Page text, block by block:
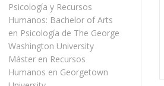
Psicología y Recursos
Humanos: Bachelor of Arts
en Psicología de The George
Washington University
Máster en Recursos
Humanos en Georgetown